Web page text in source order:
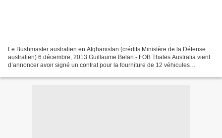
Le Bushmaster australien en Afghanistan (crédits Ministère de la Défense
australien) 6 décembre, 2013 Guillaume Belan - FOB Thales Australia vient
d’annoncer avoir signé un contrat pour la fourniture de 12 véhicules